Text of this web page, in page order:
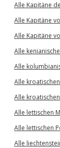
Alle Kapitäne
Alle Kapitäne
Alle Kapitäne
Alle
Alle
Alle
Alle
Alle lettischen
Alle lettischen
Alle